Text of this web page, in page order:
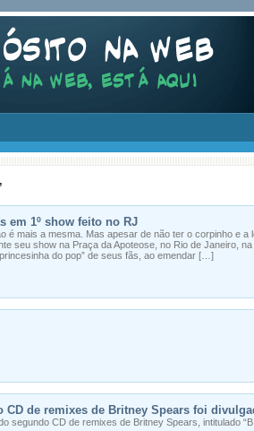
em 1º show feito no RJ
é mais a mesma. Mas apesar de não ter o corpinho e
seu show na Praça da Apoteose, no Rio de Janeiro,
do pop” de seus fãs, ao emendar […]
CD de remixes de Britney Spears foi
segundo CD de remixes de Britney Spears, intitulado